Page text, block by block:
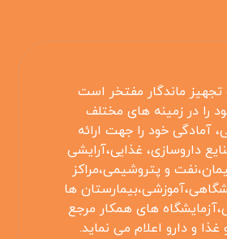
ماندگار مفتخر است
را در زمینه های مختلف
آمادگی خود را جهت ارائه
داروسازی، غذایی،آرایشی
و پتروشیمی،مراکز
ها
های همکار مرجع
غذا و دارو اعلام می نماید.